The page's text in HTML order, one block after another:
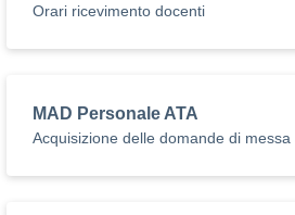
Orari ricevimento docenti
MAD Personale ATA
Acquisizione delle domande di messa